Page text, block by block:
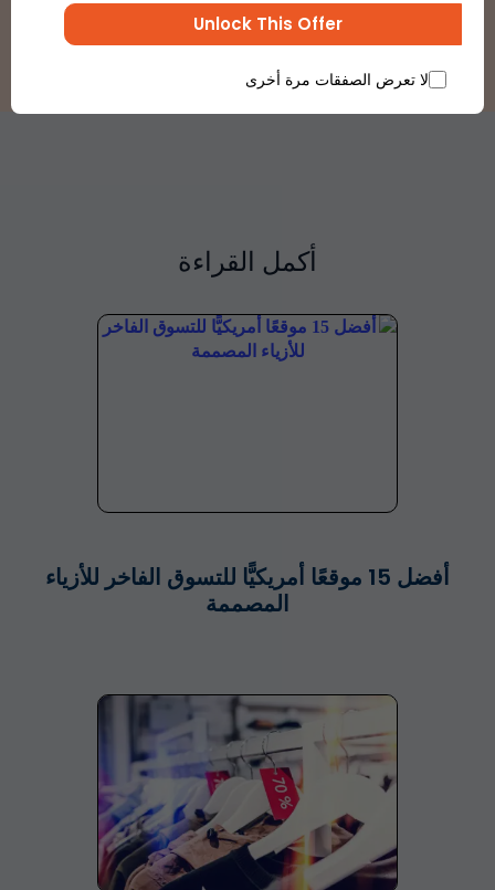
تسجيل اشتراك
أكمل القراءة
أفضل 15 موقعًا أمريكيًّا للتسوق الفاخر للأزياء
المصممة
Unlock This Offer
لا تعرض الصفقات مرة أخرى